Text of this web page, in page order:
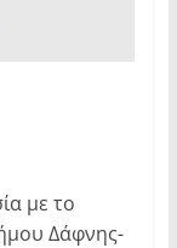
με το
Δάφνης-